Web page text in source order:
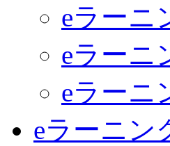
eラーニ
eラーニ
eラーニ
eラーニン